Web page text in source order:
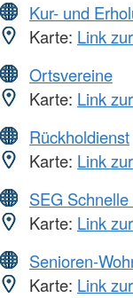
Kur- und
Karte: Link
Ortsvereine
Karte: Link
Rückholdienst
Karte: Link
SEG
Karte: Link
Senioren-
Karte: Link